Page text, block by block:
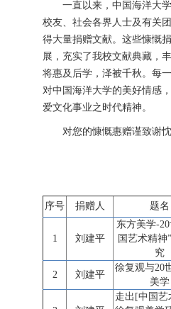
一直以来，中国海洋大
校友、社会各界人士及有关
得大量捐赠文献。这些慷慨
展，充实了我校文献典藏，
将惠及后学，泽被千秋。每
对中国海洋大学的美好情感
爱文化事业之时代精神。
对您的慷慨惠赠谨致谢忱
序号 捐赠人 题名
1 刘建平
东方美学-20
国艺术精神
究
2 刘建平
徐复观与20
美学
走出[中国艺